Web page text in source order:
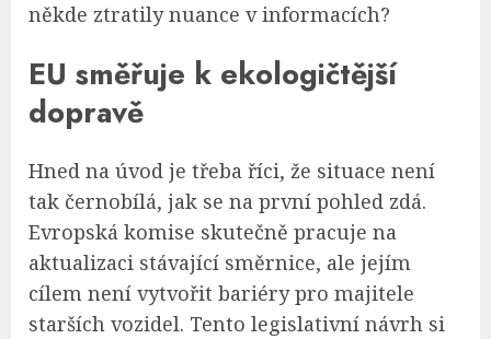
někde ztratily nuance v informacích?
EU směřuje k ekologičtější
dopravě
Hned na úvod je třeba říci, že situace není
tak černobílá, jak se na první pohled zdá.
Evropská komise skutečně pracuje na
aktualizaci stávající směrnice, ale jejím
cílem není vytvořit bariéry pro majitele
starších vozidel. Tento legislativní návrh si